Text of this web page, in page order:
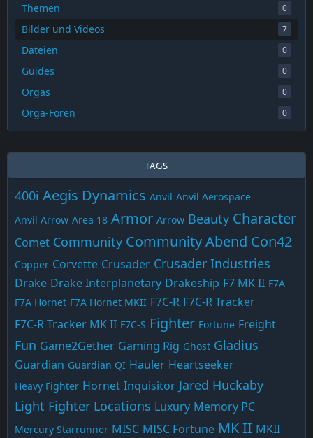
Themen 0
Bilder und Videos 7
Dateien 0
Guides 0
Orgas 0
Orga-Foren 0
TAGS
400i Aegis Dynamics Anvil Anvil Aerospace
Anvil Arrow Area 18 Armor Arrow Beauty Character
Comet Community Community Abend Con42
Copper Corvette Crusader Crusader Industries
Drake Drake Interplanetary Drakeship F7 MK II F7A
F7A Hornet F7A Hornet MKII F7C-R F7C-R Tracker
F7C-R Tracker MK II F7C-S Fighter Fortune Freight
Fun Game2Gether Gaming Rig Ghost Gladius
Guardian Guardian QI Hauler Heartseeker
Heavy Fighter Hornet Inquisitor Jared Huckaby
Light Fighter Locations Luxury Memory PC
Mercury Starrunner MISC MISC Fortune MK II MKII